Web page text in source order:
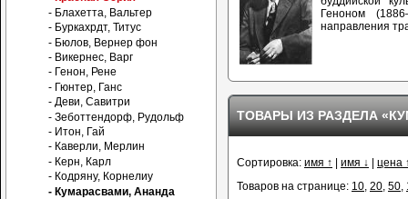
Геноном
направления
ТОВАРЫ ИЗ РАЗДЕЛА
Сортировка: имя ↑ имя ↓
цена
Товаров на странице: 10, 20, 50,
- Блахетта, Вальтер
- Буркахрдт, Титус
- Бюлов, Вернер фон
- Викернес, Варг
- Генон, Рене
- Гюнтер, Ганс
- Деви, Савитри
- Зеботтендорф, Рудольф
- Итон, Гай
- Каверли, Мерлин
- Керн, Карл
- Кодряну, Корнелиу
- Кумарасвами, Ананда